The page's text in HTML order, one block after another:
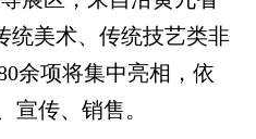
统美术、传统技艺类非
余项将集中亮相，依
宣传、销售。